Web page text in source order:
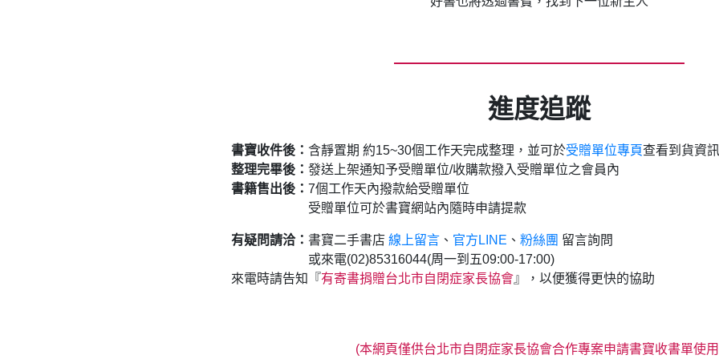
進度追蹤
書寶收件後： 含靜置期 約15~30個工作天完成整理，並可於受贈單位專頁查看到貨資訊
整理完畢後： 發送上架通知予受贈單位/收購款撥入受贈單位之會員內
書籍售出後： 7個工作天內撥款給受贈單位
受贈單位可於書寶網站內隨時申請提款
有疑問請洽： 書寶二手書店 線上留言 、 官方LINE 、 粉絲團 留言詢問
或來電(02)85316044(周一到五09:00-17:00)
來電時請告知『有寄書捐贈台北市自閉症家長協會』，以便獲得更快的協助
(本網頁僅供台北市自閉症家長協會合作專案申請書寶收書單使